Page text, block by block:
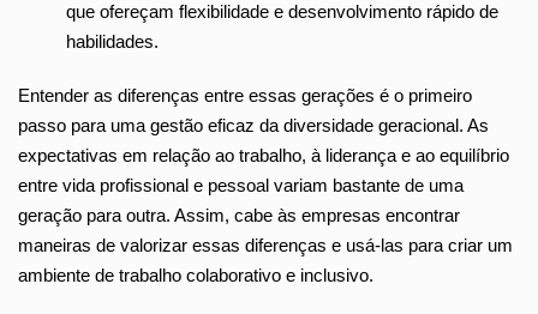
que ofereçam flexibilidade e desenvolvimento rápido de
habilidades.
Entender as diferenças entre essas gerações é o primeiro
passo para uma gestão eficaz da diversidade geracional. As
expectativas em relação ao trabalho, à liderança e ao equilíbrio
entre vida profissional e pessoal variam bastante de uma
geração para outra. Assim, cabe às empresas encontrar
maneiras de valorizar essas diferenças e usá-las para criar um
ambiente de trabalho colaborativo e inclusivo.